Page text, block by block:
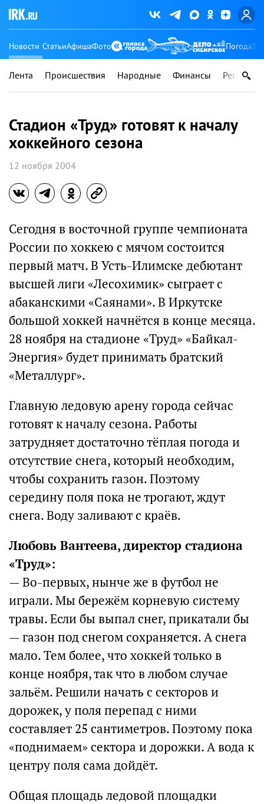
Новости СтатьиАфишаФото Погода
Лента Происшествия Народные Финансы Регионы
Стадион «Труд» готовят к началу
хоккейного сезона
12 ноября 2004
Сегодня в восточной группе чемпионата
России по хоккею с мячом состоится
первый матч. В Усть-Илимске дебютант
высшей лиги «Лесохимик» сыграет с
абаканскими «Саянами». В Иркутске
большой хоккей начнётся в конце месяца.
28 ноября на стадионе «Труд» «Байкал-
Энергия» будет принимать братский
«Металлург».
Главную ледовую арену города сейчас
готовят к началу сезона. Работы
затрудняет достаточно тёплая погода и
отсутствие снега, который необходим,
чтобы сохранить газон. Поэтому
середину поля пока не трогают, ждут
снега. Воду заливают с краёв.
Любовь Вантеева, директор стадиона
«Труд»:
— Во-первых, нынче же в футбол не
играли. Мы бережём корневую систему
травы. Если бы выпал снег, прикатали бы
— газон под снегом сохраняется. А снега
мало. Тем более, что хоккей только в
конце ноября, так что в любом случае
зальём. Решили начать с секторов и
дорожек, у поля перепад с ними
составляет 25 сантиметров. Поэтому пока
«поднимаем» сектора и дорожки. А вода к
центру поля сама дойдёт.
Общая площадь ледовой площадки